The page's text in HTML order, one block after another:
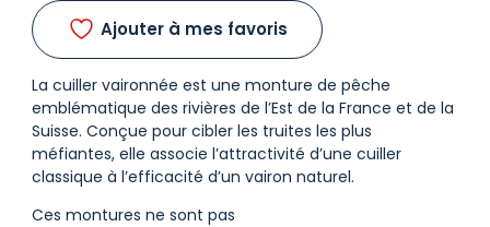
Ajouter à mes favoris
La cuiller vaironnée est une monture de pêche
emblématique des rivières de l’Est de la France et de la
Suisse. Conçue pour cibler les truites les plus
méfiantes, elle associe l’attractivité d’une cuiller
classique à l’efficacité d’un vairon naturel.
Ces montures ne sont pas